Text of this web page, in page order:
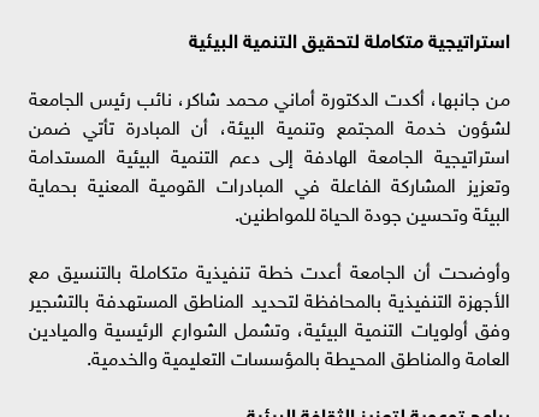
استراتيجية متكاملة لتحقيق التنمية البيئية
من جانبها، أكدت الدكتورة أماني محمد شاكر، نائب رئيس الجامعة
لشؤون خدمة المجتمع وتنمية البيئة، أن المبادرة تأتي ضمن
استراتيجية الجامعة الهادفة إلى دعم التنمية البيئية المستدامة
وتعزيز المشاركة الفاعلة في المبادرات القومية المعنية بحماية
البيئة وتحسين جودة الحياة للمواطنين.
وأوضحت أن الجامعة أعدت خطة تنفيذية متكاملة بالتنسيق مع
الأجهزة التنفيذية بالمحافظة لتحديد المناطق المستهدفة بالتشجير
وفق أولويات التنمية البيئية، وتشمل الشوارع الرئيسية والميادين
العامة والمناطق المحيطة بالمؤسسات التعليمية والخدمية.